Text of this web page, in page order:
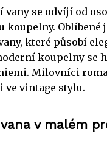
vany se odvíjí od
koupelny. Oblíbené
které působí
koupelny se
Milovníci
ve vintage stylu.
v malém